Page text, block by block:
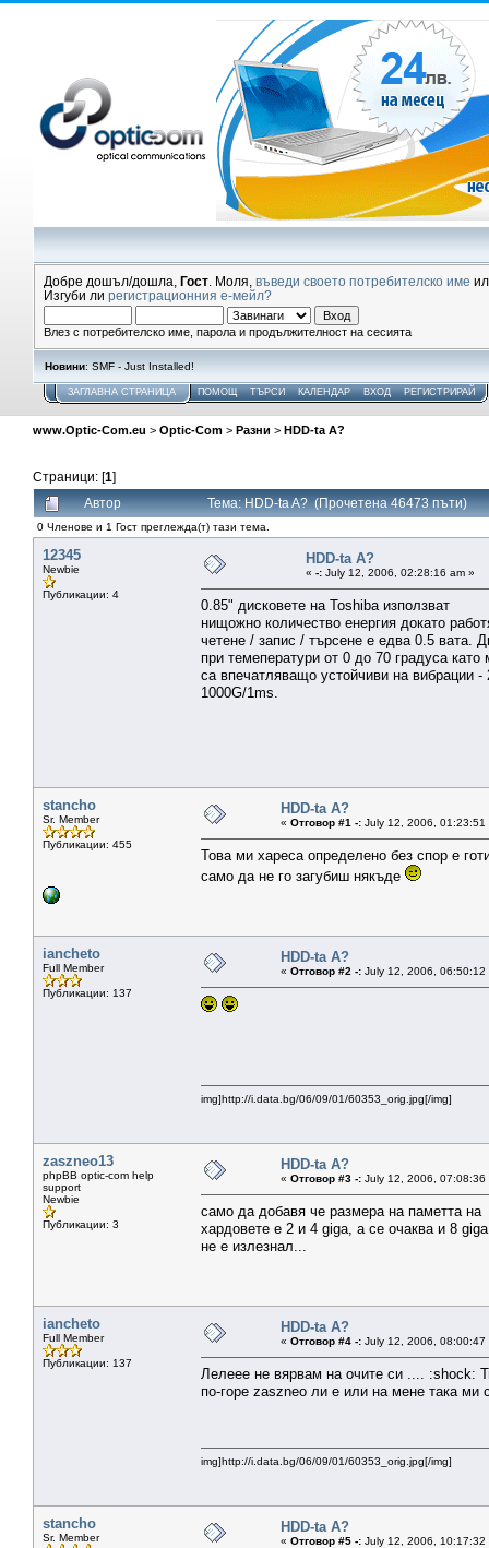
Добре дошъл/дошла, Гост . Моля, въведи своето потребителско име
Изгуби ли регистрационния е-мейл?
Влез с потребителско име, парола и продължителност на сесията
Новини: SMF - Just Installed!
ЗАГЛАВНА СТРАНИЦА ПОМОЩ ТЪРСИ КАЛЕНДАР ВХОД РЕГИСТРИРАЙ
www.Optic-Com.eu > Optic-Com > Разни > HDD-ta A?
Страници: [1]
Автор
Тема: HDD-ta A? (Прочетена 46473 пъти)
0 Членове и 1 Гост преглежда(т) тази тема.
12345
Newbie
Публикации: 4
HDD-ta A?
« -: July 12, 2006, 02:28:16 am »
0.85" дисковете на Toshiba използват
нищожно количество енергия докато
четене / запис / търсене е едва 0.5 вата.
при темеператури от 0 до 70 градуса като
са впечатляващо устойчиви на вибрации
1000G/1ms.
stancho
Sr. Member
Публикации: 455
HDD-ta A?
« Отговор #1 -: July 12, 2006, 01:23:51
Това ми хареса определено без спор е
само да не го загубиш някъде
iancheto
Full Member
Публикации: 137
HDD-ta A?
« Отговор #2 -: July 12, 2006, 06:50:12
img]http://i.data.bg/06/09/01/60353_orig.jpg[/img]
zaszneo13
phpBB optic-com help
support
Newbie
Публикации: 3
HDD-ta A?
« Отговор #3 -: July 12, 2006, 07:08:36
само да добавя че размера на паметта на
хардовете е 2 и 4 giga, а се очаква и 8
не е излезнал...
iancheto
Full Member
Публикации: 137
HDD-ta A?
« Отговор #4 -: July 12, 2006, 08:00:47
Лелеее не вярвам на очите си .... :shock:
по-горе zaszneo ли е или на мене така ми
img]http://i.data.bg/06/09/01/60353_orig.jpg[/img]
stancho
Sr. Member
HDD-ta A?
« Отговор #5 -: July 12, 2006, 10:17:32